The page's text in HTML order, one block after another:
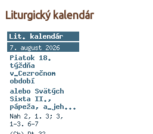
Liturgický kalendár